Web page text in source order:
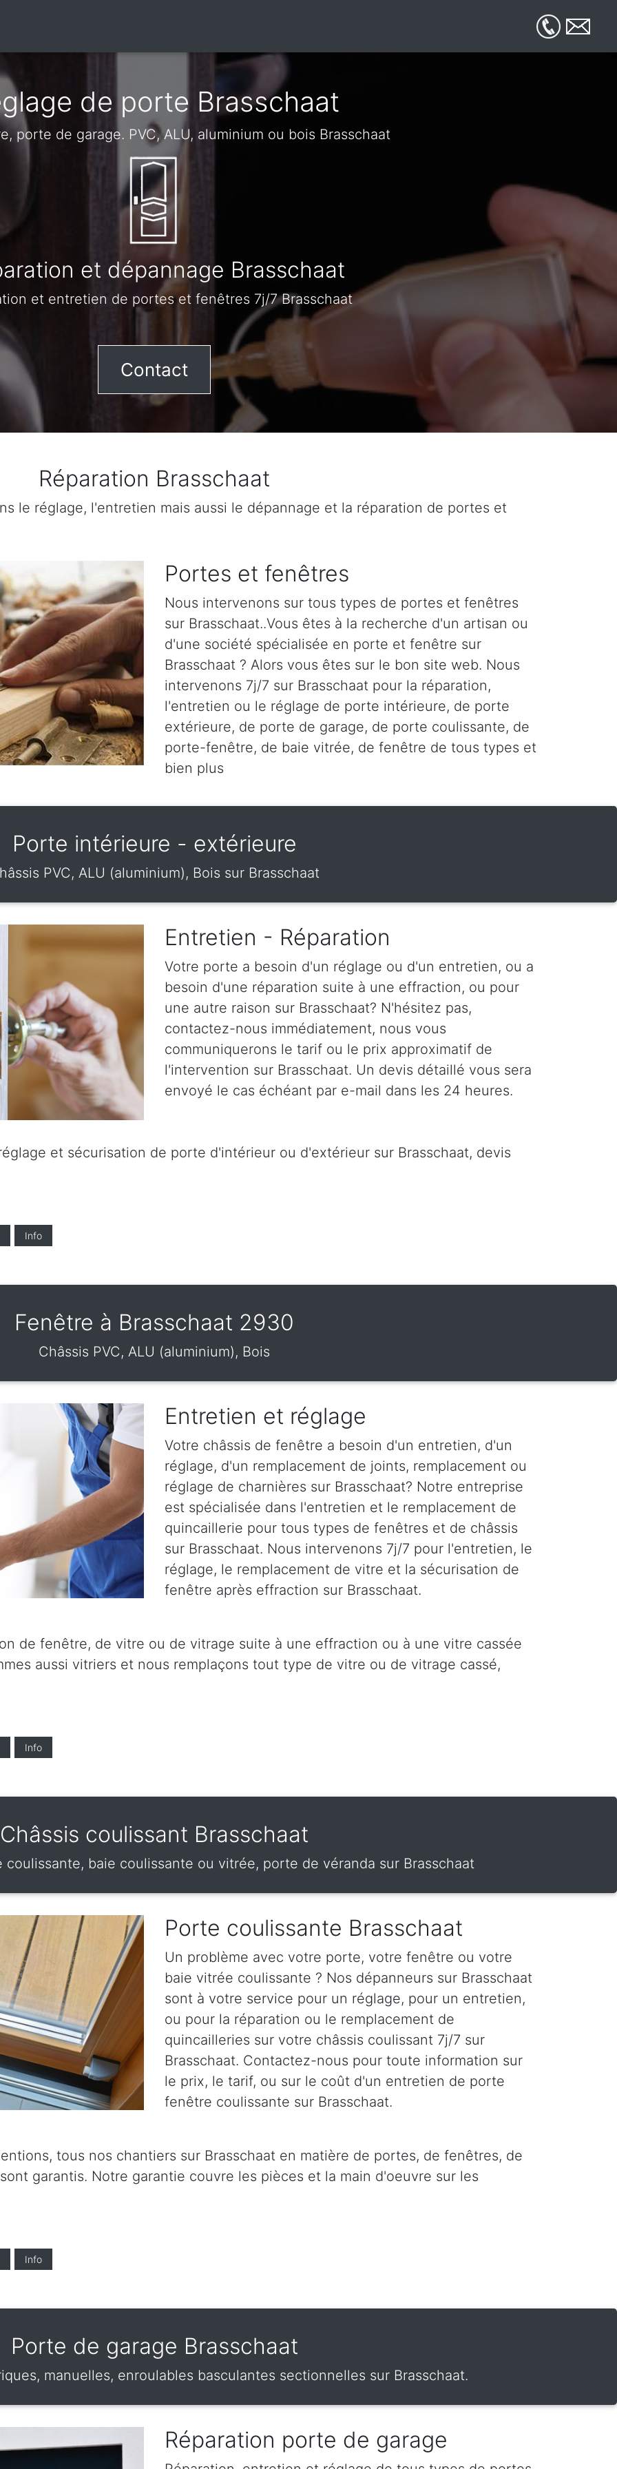
de porte Brasschaat
porte de garage. PVC, ALU, aluminium ou bois Brasschaat
et dépannage Brasschaat
et entretien de portes et fenêtres 7j/7 Brasschaat
Contact
Réparation Brasschaat
le réglage, l'entretien mais aussi le dépannage et la réparation de portes et
Portes et fenêtres
Nous intervenons sur tous types de portes et fenêtres
sur Brasschaat..Vous êtes à la recherche d'un artisan ou
d'une société spécialisée en porte et fenêtre sur
Brasschaat ? Alors vous êtes sur le bon site web. Nous
intervenons 7j/7 sur Brasschaat pour la réparation,
l'entretien ou le réglage de porte intérieure, de porte
extérieure, de porte de garage, de porte coulissante, de
porte-fenêtre, de baie vitrée, de fenêtre de tous types et
bien plus
Porte intérieure - extérieure
PVC, ALU (aluminium), Bois sur Brasschaat
Entretien - Réparation
Votre porte a besoin d'un réglage ou d'un entretien, ou a
besoin d'une réparation suite à une effraction, ou pour
une autre raison sur Brasschaat? N'hésitez pas,
contactez-nous immédiatement, nous vous
communiquerons le tarif ou le prix approximatif de
l'intervention sur Brasschaat. Un devis détaillé vous sera
envoyé le cas échéant par e-mail dans les 24 heures.
et sécurisation de porte d'intérieur ou d'extérieur sur Brasschaat, devis
Info
Fenêtre à Brasschaat 2930
Châssis PVC, ALU (aluminium), Bois
Entretien et réglage
Votre châssis de fenêtre a besoin d'un entretien, d'un
réglage, d'un remplacement de joints, remplacement ou
réglage de charnières sur Brasschaat? Notre entreprise
est spécialisée dans l'entretien et le remplacement de
quincaillerie pour tous types de fenêtres et de châssis
sur Brasschaat. Nous intervenons 7j/7 pour l'entretien, le
réglage, le remplacement de vitre et la sécurisation de
fenêtre après effraction sur Brasschaat.
de fenêtre, de vitre ou de vitrage suite à une effraction ou à une vitre cassée
aussi vitriers et nous remplaçons tout type de vitre ou de vitrage cassé,
Info
Châssis coulissant Brasschaat
baie coulissante ou vitrée, porte de véranda sur Brasschaat
Porte coulissante Brasschaat
Un problème avec votre porte, votre fenêtre ou votre
baie vitrée coulissante ? Nos dépanneurs sur Brasschaat
sont à votre service pour un réglage, pour un entretien,
ou pour la réparation ou le remplacement de
quincailleries sur votre châssis coulissant 7j/7 sur
Brasschaat. Contactez-nous pour toute information sur
le prix, le tarif, ou sur le coût d'un entretien de porte
fenêtre coulissante sur Brasschaat.
tous nos chantiers sur Brasschaat en matière de portes, de fenêtres, de
garantis. Notre garantie couvre les pièces et la main d'oeuvre sur les
Info
Porte de garage Brasschaat
manuelles, enroulables basculantes sectionnelles sur Brasschaat.
Réparation porte de garage